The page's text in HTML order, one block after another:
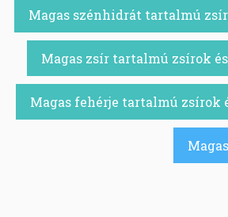
Magas szénhidrát tartalmú
Magas zsír tartalmú zsírok
Magas fehérje tartalmú zsírok